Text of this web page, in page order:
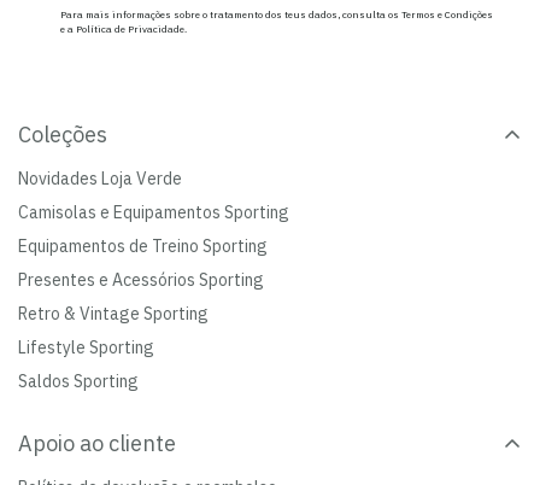
Para mais informações sobre o tratamento dos teus dados, consulta os Termos e Condições
e a Política de Privacidade.
Coleções
Novidades Loja Verde
Camisolas e Equipamentos Sporting
Equipamentos de Treino Sporting
Presentes e Acessórios Sporting
Retro & Vintage Sporting
Lifestyle Sporting
Saldos Sporting
Apoio ao cliente